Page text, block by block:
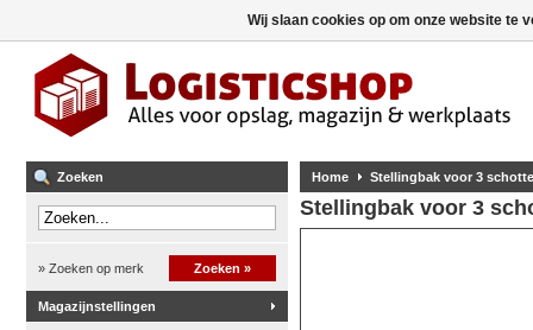
Zoeken
» Zoeken op merk Zoeken »
Magazijnstellingen
Home Stellingbak voor 3
Stellingbak voor 3
Wij slaan cookies op om onze website te